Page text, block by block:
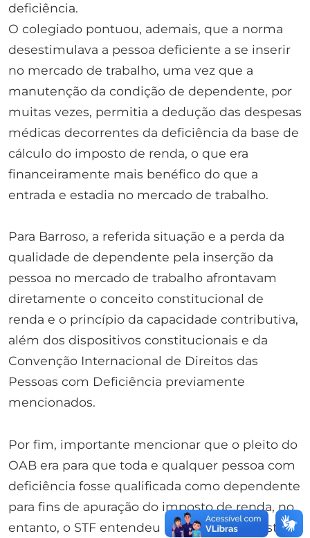
deficiência.
O colegiado pontuou, ademais, que a norma
desestimulava a pessoa deficiente a se inserir
no mercado de trabalho, uma vez que a
manutenção da condição de dependente, por
muitas vezes, permitia a dedução das despesas
médicas decorrentes da deficiência da base de
cálculo do imposto de renda, o que era
financeiramente mais benéfico do que a
entrada e estadia no mercado de trabalho.
Para Barroso, a referida situação e a perda da
qualidade de dependente pela inserção da
pessoa no mercado de trabalho afrontavam
diretamente o conceito constitucional de
renda e o princípio da capacidade contributiva,
além dos dispositivos constitucionais e da
Convenção Internacional de Direitos das
Pessoas com Deficiência previamente
mencionados.
Por fim, importante mencionar que o pleito do
OAB era para que toda e qualquer pessoa com
deficiência fosse qualificada como dependente
para fins de apuração do imposto de renda, no
entanto, o STF entendeu por limitar a questão